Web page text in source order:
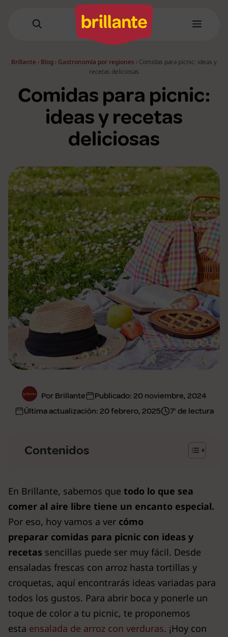
Menú
Brillante › Blog › Gastronomía por regiones › Comidas para picnic: ideas y
recetas deliciosas
Comidas para picnic:
ideas y recetas
deliciosas
Por Brillante Publicado: 20 noviembre, 2024
Última actualización: 20 febrero, 2025 7' de lectura
Contenidos
En Brillante, sabemos que todo lo que sea
comer al aire libre tiene un encanto especial.
Por eso, hoy vamos a ver cómo
preparar comidas para picnic con ideas y
recetas sencillas puede ser muy fácil. Desde
ensaladas frescas con arroz hasta tortillas y
croquetas, aquí encontrarás ideas variadas para
todos los gustos. Para abrir boca y ponerle un
toque de color a tu picnic, te proponemos
esta ensalada de arroz con verduras. ¡Hoy con